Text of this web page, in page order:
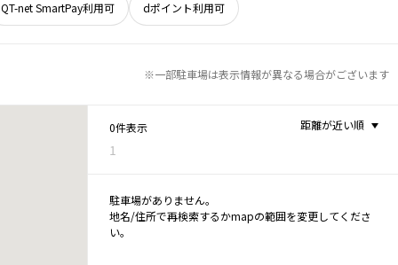
QT-net SmartPay利用可 dポイント利用可
※一部駐車場は表示情報が異なる場合がございます
0件表示
1
距離が近い順
駐車場がありません。
地名/住所で再検索するかmapの範囲を変更してくださ
い。